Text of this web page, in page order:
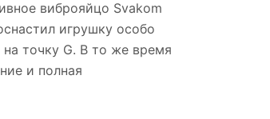
виброяйцо Svakom
игрушку особо
точку G. В то же время
и полная